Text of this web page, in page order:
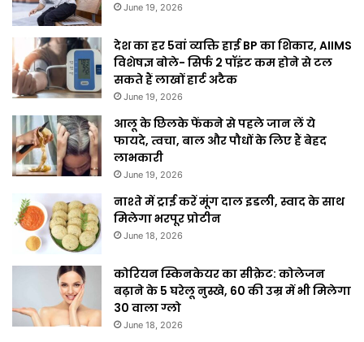
June 19, 2026
देश का हर 5वां व्यक्ति हाई BP का शिकार, AIIMS
विशेषज्ञ बोले- सिर्फ 2 पॉइंट कम होने से टल
सकते हैं लाखों हार्ट अटैक
June 19, 2026
आलू के छिलके फेंकने से पहले जान लें ये
फायदे, त्वचा, बाल और पौधों के लिए हैं बेहद
लाभकारी
June 19, 2026
नाश्ते में ट्राई करें मूंग दाल इडली, स्वाद के साथ
मिलेगा भरपूर प्रोटीन
June 18, 2026
कोरियन स्किनकेयर का सीक्रेट: कोलेजन
बढ़ाने के 5 घरेलू नुस्खे, 60 की उम्र में भी मिलेगा
30 वाला ग्लो
June 18, 2026